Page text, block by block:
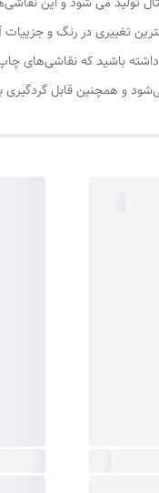
تغییری در رنگ و
داشته باشید که نقاشی‌های
و همچنین قابل گردگیری